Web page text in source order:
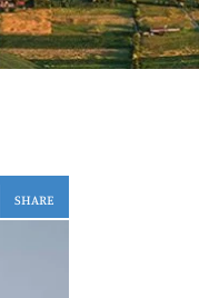
SHARE